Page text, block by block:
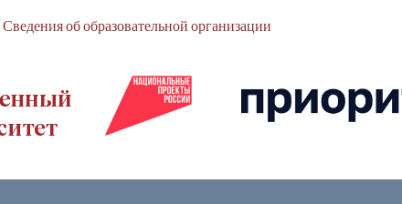
Сведения об образовательной организации